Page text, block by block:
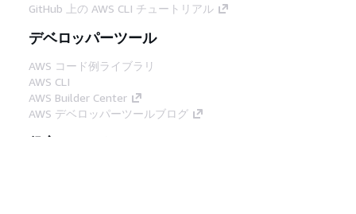
GitHub 上の AWS CLI チュートリアル
デベロッパーツール
AWS コード例ライブラリ
AWS CLI
AWS Builder Center
AWS デベロッパーツールブログ
役立つリンク